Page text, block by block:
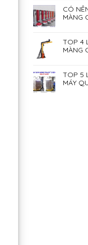
CÓ
MÀNG
TOP 4
MÀNG
TOP 5
MÁY